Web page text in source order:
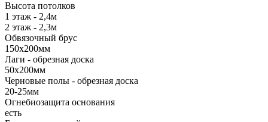
Высота потолков
1 этаж - 2,4м
2 этаж - 2,3м
Обвязочный брус
150х200мм
Лаги - обрезная доска
50х200мм
Черновые полы - обрезная доска
20-25мм
Огнебиозащита основания
есть